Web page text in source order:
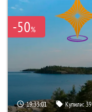
-50%
19:33:00 Купили:39